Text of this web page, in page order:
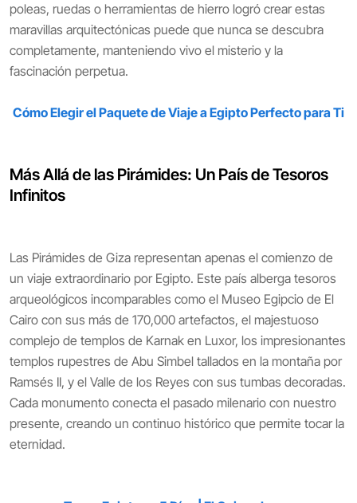
poleas, ruedas o herramientas de hierro logró crear estas
maravillas arquitectónicas puede que nunca se descubra
completamente, manteniendo vivo el misterio y la
fascinación perpetua.
Cómo Elegir el Paquete de Viaje a Egipto Perfecto para Ti
Más Allá de las Pirámides: Un País de Tesoros
Infinitos
Las Pirámides de Giza representan apenas el comienzo de
un viaje extraordinario por Egipto. Este país alberga tesoros
arqueológicos incomparables como el Museo Egipcio de El
Cairo con sus más de 170,000 artefactos, el majestuoso
complejo de templos de Karnak en Luxor, los impresionantes
templos rupestres de Abu Simbel tallados en la montaña por
Ramsés II, y el Valle de los Reyes con sus tumbas decoradas.
Cada monumento conecta el pasado milenario con nuestro
presente, creando un continuo histórico que permite tocar la
eternidad.